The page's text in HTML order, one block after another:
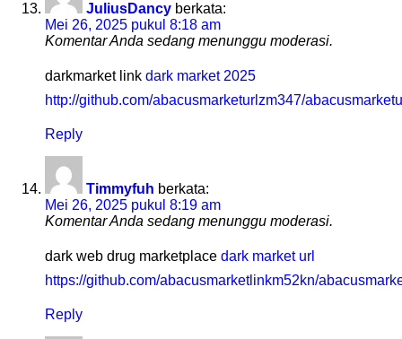
JuliusDancy berkata:
Mei 26, 2025 pukul 8:18 am
Komentar Anda sedang menunggu moderasi.
darkmarket link dark market 2025
http://github.com/abacusmarketurlzm347/
Reply
Timmyfuh berkata:
Mei 26, 2025 pukul 8:19 am
Komentar Anda sedang menunggu moderasi.
dark web drug marketplace dark market url
https://github.com/abacusmarketlinkm52kn/
Reply